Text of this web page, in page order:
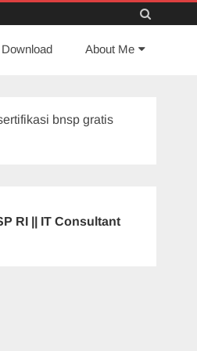
Download About Me
RI || IT Consultant